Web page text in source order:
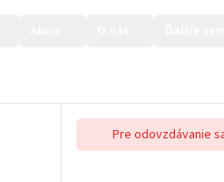
Pre odovzdávanie